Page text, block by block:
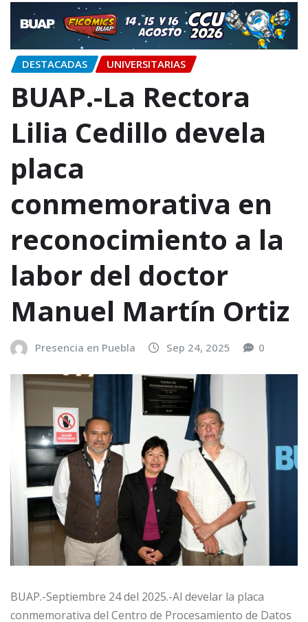
DESTACADAS UNIVERSITARIAS
BUAP.-La Rectora
Lilia Cedillo devela
placa
conmemorativa en
reconocimiento a la
labor del doctor
Manuel Martín Ortiz
Presencia en Puebla Sep 24, 2025 0
BUAP.-Septiembre 24 del 2025.-Al develar la placa
conmemorativa del Centro de Procesamiento de Datos